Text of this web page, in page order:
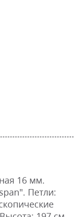
16 мм.
Петли: